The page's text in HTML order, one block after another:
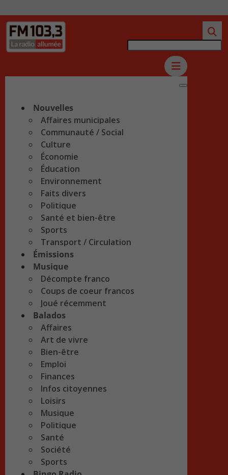
Nouvelles
Affaires municipales
Communauté / Social
Culture
Économie
Éducation
Environnement
Faits divers
Politique
Santé et bien-être
Sports
Transport / Circulation
Émissions
Musique
Décompte franco
Coups de coeur francos
Joué récemment
Balados
Affaires
Art de vivre
Bien-être
Emploi
Finances
Infos citoyennes
Loisirs
Musique
Politique
Santé
Société
Sports